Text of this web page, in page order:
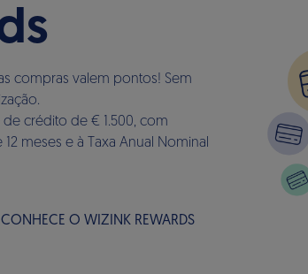
compras valem pontos! Sem
crédito de € 1.500, com
meses e à Taxa Anual Nominal
CONHECE O WIZINK REWARDS